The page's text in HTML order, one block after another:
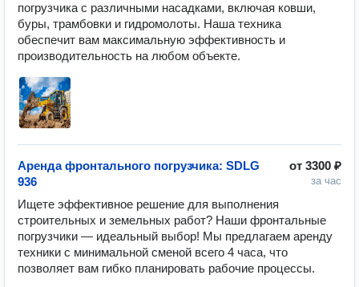
погрузчика с различными насадками, включая ковши,
буры, трамбовки и гидромолоты. Наша техника
обеспечит вам максимальную эффективность и
производительность на любом объекте.
от 3300 ₽
за час
Аренда фронтального погрузчика: SDLG
936
Ищете эффективное решение для выполнения
строительных и земельных работ? Наши фронтальные
погрузчики — идеальный выбор! Мы предлагаем аренду
техники с минимальной сменой всего 4 часа, что
позволяет вам гибко планировать рабочие процессы.